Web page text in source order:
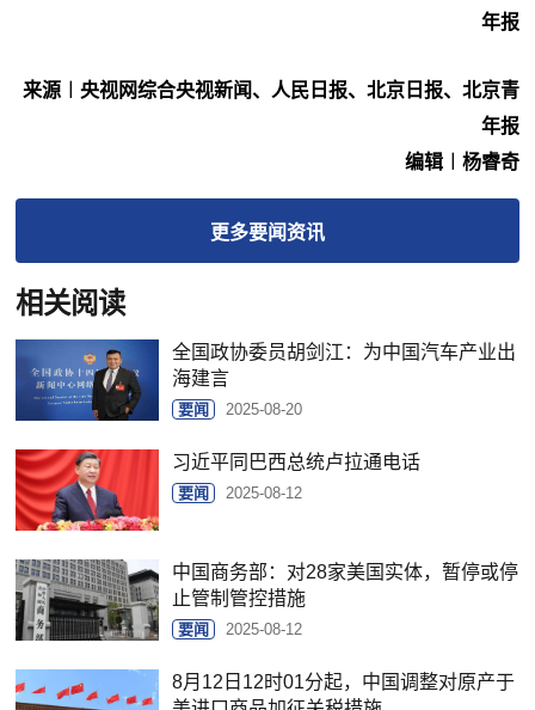
年报
来源︱央视网综合央视新闻、人民日报、北京日报、北京青
年报
编辑︱杨睿奇
更多要闻资讯
相关阅读
全国政协委员胡剑江：为中国汽车产业出
海建言
要闻 2025-08-20
习近平同巴西总统卢拉通电话
要闻 2025-08-12
中国商务部：对28家美国实体，暂停或停
止管制管控措施
要闻 2025-08-12
8月12日12时01分起，中国调整对原产于